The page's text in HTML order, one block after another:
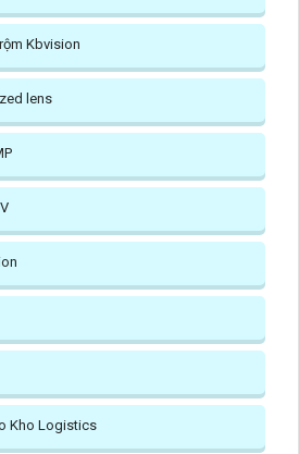
Kbvision
lens
Kho Logistics